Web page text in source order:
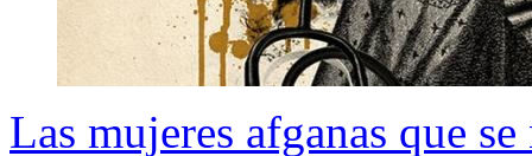
Las mujeres afganas que